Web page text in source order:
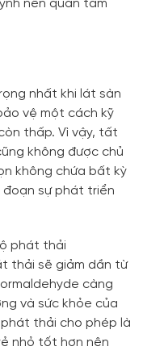
nên quan tâm
nhất khi lát sàn
vệ một cách kỹ
thấp. Vì vậy, tất
không được chủ
không chứa bất kỳ
sự phát triển
phát thải
thải sẽ giảm dần từ
càng
và sức khỏe của
thải cho phép là
nhỏ tốt hơn nên